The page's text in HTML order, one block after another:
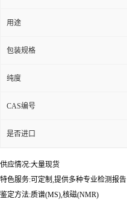
用途
包装规格
纯度
CAS编号
是否进口
供应情况:大量现货
特色服务:可定制,提供多种专业检测报告
鉴定方法:质谱(MS),核磁(NMR)